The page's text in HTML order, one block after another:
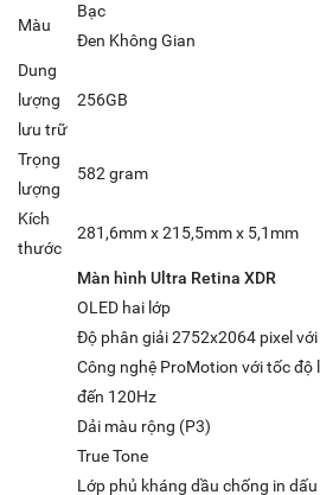
Màu
Bạc
Đen Không Gian
Dung
lượng
lưu trữ
256GB
Trọng
lượng
582 gram
Kích
thước
281,6mm x 215,5mm x 5,1mm
Màn hình Ultra Retina XDR
OLED hai lớp
Độ phân giải 2752x2064 pixel
Công nghệ ProMotion với tốc
đến 120Hz
Dải màu rộng (P3)
True Tone
Lớp phủ kháng dầu chống in